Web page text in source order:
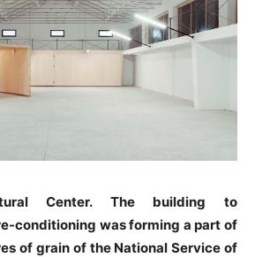
Center. The building to
conditioning was forming a part of
of grain of the National Service of